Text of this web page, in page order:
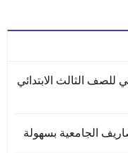
الثالث الابتدائي
الجامعية بسهولة